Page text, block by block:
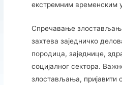
екстремним временским
Спречавање
захтева заједничко
породица, заједнице,
социјалног сектора.
злостављања,